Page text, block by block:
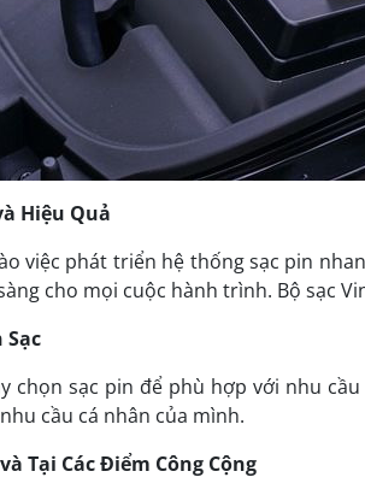
Hiệu Quả
việc phát triển hệ thống sạc pin
cho mọi cuộc hành trình. Bộ sạc
Sạc
chọn sạc pin để phù hợp với nhu
cầu cá nhân của mình.
Tại Các Điểm Công Cộng